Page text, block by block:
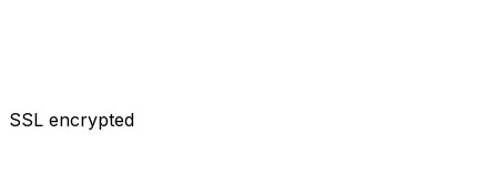
SSL encrypted